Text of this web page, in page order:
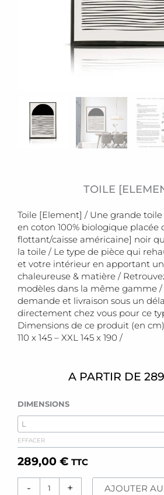
TOILE
Toile [Element] / Une grande
en coton 100% biologique placée
flottant/caisse américaine] noir
la toile / Le type de pièce qui
et votre intérieur en apportant
chaleureuse & matière /
modèles dans la même gamme
demande et livraison sous un
directement chez vous pour ce
Dimensions de ce produit (en cm)
110 x 145 – XXL 145 x 190 /
A PARTIR DE
DIMENSIONS
EFFACER
289,00 € TTC
-
quantité
de
Toile
[Element]
+ AJOUTER